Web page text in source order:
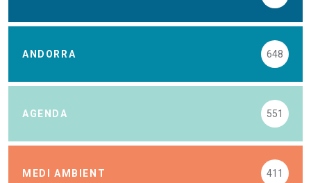
ANDORRA 648
AGENDA 551
MEDI AMBIENT 411